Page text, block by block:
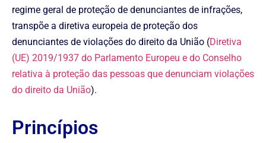
regime geral de proteção de denunciantes de infrações,
transpõe a diretiva europeia de proteção dos
denunciantes de violações do direito da União (Diretiva
(UE) 2019/1937 do Parlamento Europeu e do Conselho
relativa à proteção das pessoas que denunciam violações
do direito da União).
Princípios